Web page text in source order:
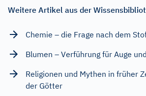
Weitere Artikel aus der
Chemie – die Frage nach dem
Blumen – Verführung für Auge
Religionen und Mythen in früher
der Götter